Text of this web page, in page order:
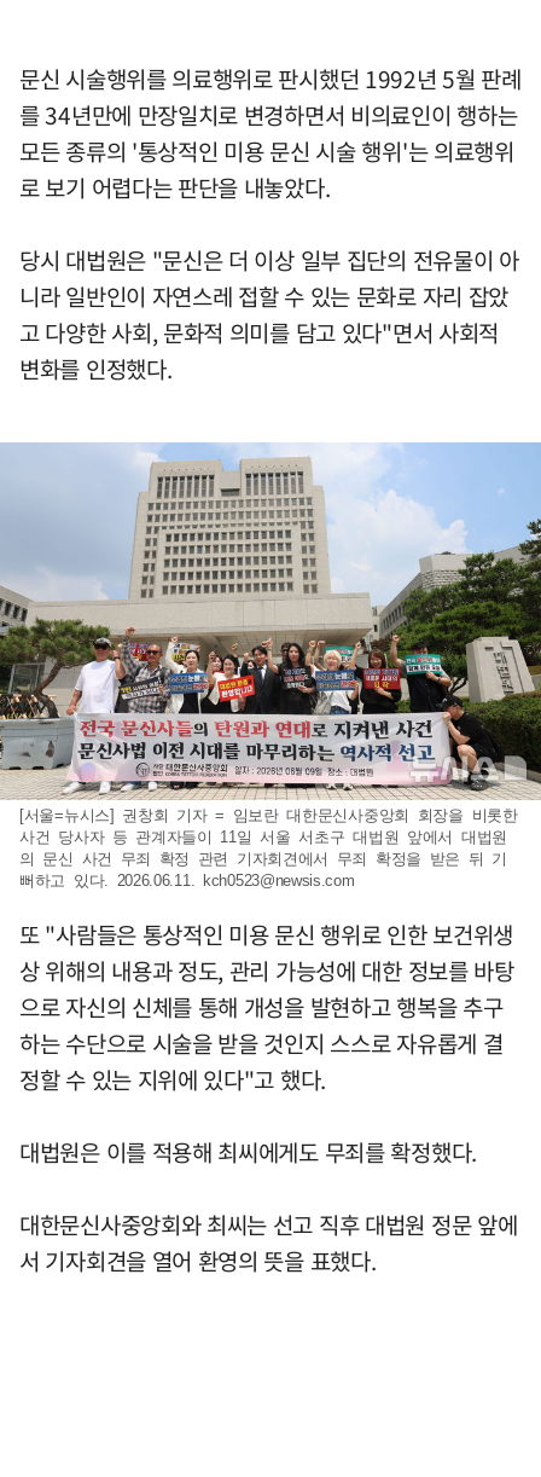
문신 시술행위를 의료행위로 판시했던 1992년 5월 판례
를 34년만에 만장일치로 변경하면서 비의료인이 행하는
모든 종류의 '통상적인 미용 문신 시술 행위'는 의료행위
로 보기 어렵다는 판단을 내놓았다.
당시 대법원은 "문신은 더 이상 일부 집단의 전유물이 아
니라 일반인이 자연스레 접할 수 있는 문화로 자리 잡았
고 다양한 사회, 문화적 의미를 담고 있다"면서 사회적
변화를 인정했다.
[서울=뉴시스] 권창회 기자 = 임보란 대한문신사중앙회 회장을 비롯한
사건 당사자 등 관계자들이 11일 서울 서초구 대법원 앞에서 대법원
의 문신 사건 무죄 확정 관련 기자회견에서 무죄 확정을 받은 뒤 기
뻐하고 있다. 2026.06.11. kch0523@newsis.com
또 "사람들은 통상적인 미용 문신 행위로 인한 보건위생
상 위해의 내용과 정도, 관리 가능성에 대한 정보를 바탕
으로 자신의 신체를 통해 개성을 발현하고 행복을 추구
하는 수단으로 시술을 받을 것인지 스스로 자유롭게 결
정할 수 있는 지위에 있다"고 했다.
대법원은 이를 적용해 최씨에게도 무죄를 확정했다.
대한문신사중앙회와 최씨는 선고 직후 대법원 정문 앞에
서 기자회견을 열어 환영의 뜻을 표했다.